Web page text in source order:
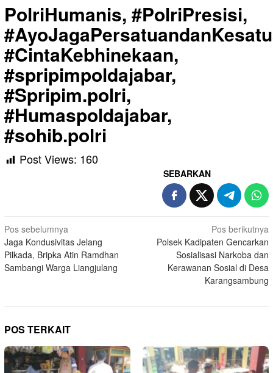
PolriHumanis, #PolriPresisi,
#CintaKebhinekaan,
#spripimpoldajabar,
#Spripim.polri,
#Humaspoldajabar,
#sohib.polri
Post Views: 160
SEBARKAN
Navigasi
pos
Pos sebelumnya
Jaga Kondusivitas Jelang
Pilkada, Bripka Atin Ramdhan
Sambangi Warga Liangjulang
Pos berikutnya
Polsek Kadipaten Gencarkan
Sosialisasi Narkoba dan
Kerawanan Sosial di Desa
Karangsambung
POS TERKAIT